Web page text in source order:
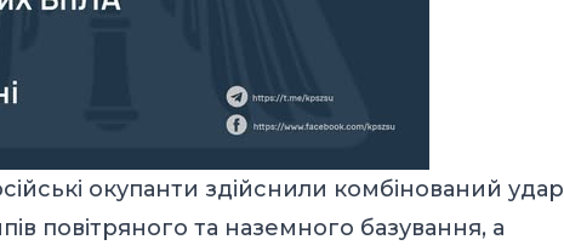
окупанти здійснили комбінований удар
повітряного та наземного базування, а